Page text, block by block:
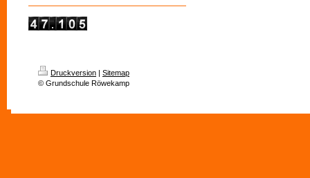
Druckversion | Sitemap
© Grundschule Röwekamp